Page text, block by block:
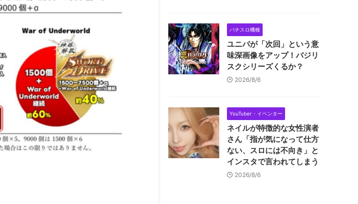
パチスロ機種
ユニバが「次回」という意
味深画像をアップ！バジリ
スクシリーズくるか？
2026/8/6
YouTuber・イベンター
ネイルが特徴的な女性演者
さん「指が気になって仕方
ない、スロには不向き」と
インスタで言われてしまう
2026/8/6